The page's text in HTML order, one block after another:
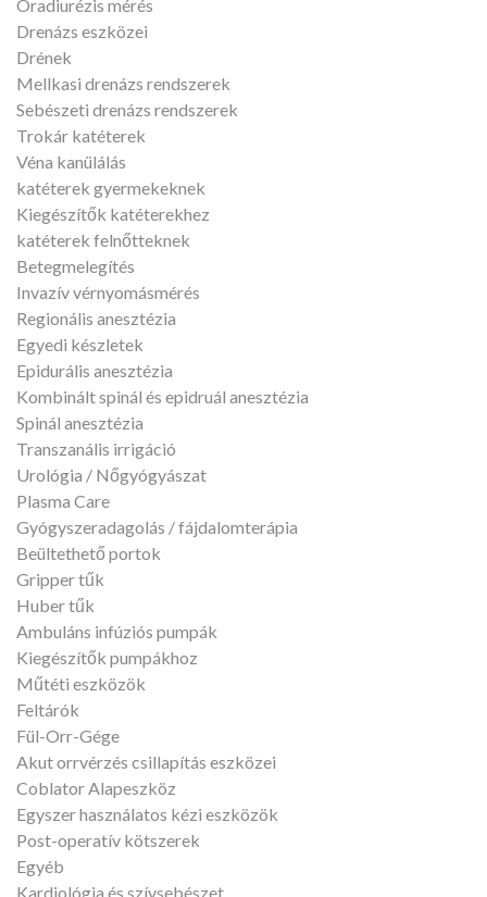
Óradiurézis mérés
Drenázs eszközei
Drének
Mellkasi drenázs rendszerek
Sebészeti drenázs rendszerek
Trokár katéterek
Véna kanülálás
katéterek gyermekeknek
Kiegészítők katéterekhez
katéterek felnőtteknek
Betegmelegítés
Invazív vérnyomásmérés
Regionális anesztézia
Egyedi készletek
Epidurális anesztézia
Kombinált spinál és epidruál anesztézia
Spinál anesztézia
Transzanális irrigáció
Urológia / Nőgyógyászat
Plasma Care
Gyógyszeradagolás / fájdalomterápia
Beültethető portok
Gripper tűk
Huber tűk
Ambuláns infúziós pumpák
Kiegészítők pumpákhoz
Műtéti eszközök
Feltárók
Fül-Orr-Gége
Akut orrvérzés csillapítás eszközei
Coblator Alapeszköz
Egyszer használatos kézi eszközök
Post-operatív kötszerek
Egyéb
Kardiológia és szívsebészet